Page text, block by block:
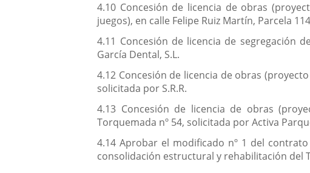
4.10 Concesión de licencia de obras
juegos), en calle Felipe Ruiz Martín, Parcela
4.11 Concesión de licencia de segregación
García Dental, S.L.
4.12 Concesión de licencia de obras
solicitada por S.R.R.
4.13 Concesión de licencia de obras
Torquemada nº 54, solicitada por Activa
4.14 Aprobar el modificado nº 1 del
consolidación estructural y rehabilitación del